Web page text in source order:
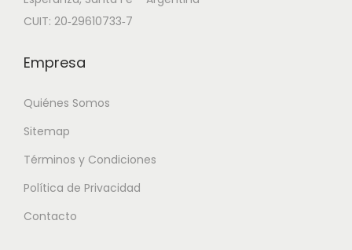
CUIT: 20‑29610733‑7
Empresa
Quiénes Somos
Sitemap
Términos y Condiciones
Política de Privacidad
Contacto